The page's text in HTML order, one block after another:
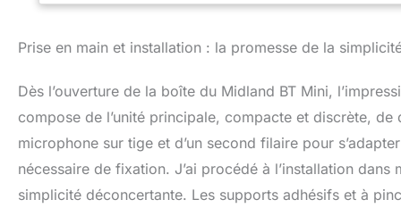
et Interphone),
connectivité TFT
DESIGN
dimensions
invasif. Le
en conservant
L'expérience
mm signés
un son haute
Prise en main et installation : la promesse de la
Dès l’ouverture de la boîte du Midland BT Mini,
compose de l’unité principale, compacte et discrète,
microphone sur tige et d’un second filaire pour
nécessaire de fixation. J’ai procédé à l’installation dans
simplicité déconcertante. Les supports adhésifs et à